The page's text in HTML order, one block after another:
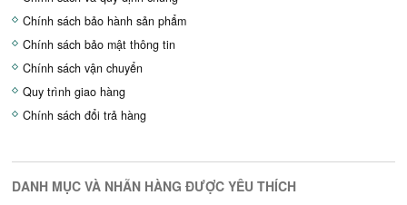
Chính sách bảo hành sản phẩm
Chính sách bảo mật thông tin
Chính sách vận chuyển
Quy trình giao hàng
Chính sách đổi trả hàng
DANH MỤC VÀ NHÃN HÀNG ĐƯỢC YÊU THÍCH